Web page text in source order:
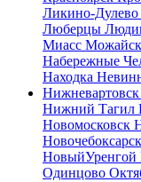
Ликино-Дулево
Люберцы
Миасс Можайск
Набережные
Находка
Нижневартовск
Нижний Тагил
Новомосковск
Новочебоксарск
НовыйУренгой
Одинцово